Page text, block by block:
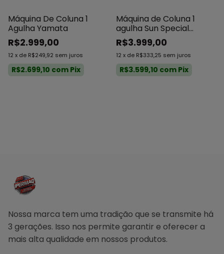
Máquina De Coluna 1
Agulha Yamata
R$2.999,00
12 x de R$249,92 sem juros
R$2.699,10 com Pix
Máquina de Coluna 1
agulha Sun Special
SS810W
R$3.999,00
12 x de R$333,25 sem juros
R$3.599,10 com Pix
Nossa marca tem uma tradição que se transmite há
3 gerações. Isso nos permite garantir e oferecer a
mais alta qualidade em nossos produtos.